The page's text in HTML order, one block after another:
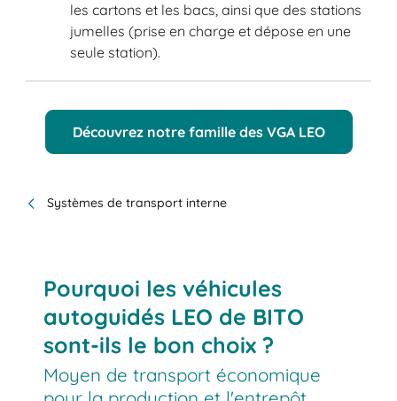
les cartons et les bacs, ainsi que des stations
jumelles (prise en charge et dépose en une
seule station).
Découvrez notre famille des VGA LEO
Systèmes de transport interne
Pourquoi les véhicules
autoguidés LEO de BITO
sont-ils le bon choix ?
Moyen de transport économique